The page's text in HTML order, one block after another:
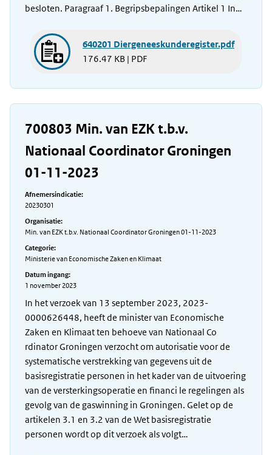
besloten. Paragraaf 1. Begripsbepalingen Artikel 1 In…
640201 Diergeneeskunderegister.pdf
176.47 KB | PDF
700803 Min. van EZK t.b.v.
Nationaal Coordinator Groningen
01-11-2023
Afnemersindicatie:
20230301
Organisatie:
Min. van EZK t.b.v. Nationaal Coordinator Groningen 01-11-2023
Categorie:
Ministerie van Economische Zaken en Klimaat
Datum ingang:
1 november 2023
In het verzoek van 13 september 2023, 2023-
0000626448, heeft de minister van Economische
Zaken en Klimaat ten behoeve van Nationaal Co
rdinator Groningen verzocht om autorisatie voor de
systematische verstrekking van gegevens uit de
basisregistratie personen in het kader van de uitvoering
van de versterkingsoperatie en financi le regelingen als
gevolg van de gaswinning in Groningen. Gelet op de
artikelen 3.1 en 3.2 van de Wet basisregistratie
personen wordt op dit verzoek als volgt…